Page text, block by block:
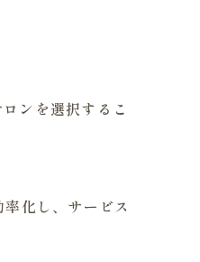
ンを選択するこ
化し、サービス